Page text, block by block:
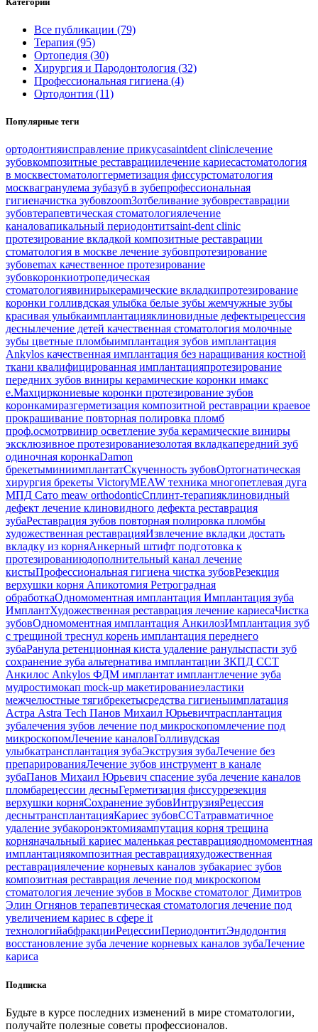
Все публикации (79)
Терапия (95)
Ортопедия (30)
Хирургия и Пародонтология (32)
Профессиональная гигиена (4)
Ортодонтия (11)
Популярные теги
ортодонтияисправление прикусаsaintdent clinicлечение
зубовкомпозитные реставрациилечение кариесастоматология
в москвестоматологгерметизация фиссурстоматология
москвагранулема зубазуб в зубепрофессиональная
гигиеначистка зубовzoom3отбеливание зубовреставрации
зубовтерапевтическая стоматологиялечение
каналовапикальный периодонтитsaint-dent clinic
протезирование вкладкой композитные реставрации
стоматология в москве лечение зубовпротезирование
зубовemax качественное протезирование
зубовкоронкиотропедическая
стоматологиявинирыкерамические вкладкипротезирование
коронки голливдская улыбка белые зубы жемчужные зубы
красивая улыбкаимплантацияклиновидные дефектырецессия
деснылечение детей качественная стоматология молочные
зубы цветные пломбыимплантация зубов имплантация
Ankylos качественная имплантация без наращивания костной
ткани квалифицированная имплантацияпротезирование
передних зубов виниры керамические коронки имакс
e.Maxциркониевые коронки протезирование зубов
коронкамиразгерметизация композитной реставрации краевое
прокрашивание повторная полировка пломб
проф.осмотрвинир осветление зуба керамические виниры
эксклюзивное протезированиезолотая вкладкапередний зуб
одиночная коронкаDamon
брекетыминиимплантатСкученность зубовОртогнатическая
хирургия брекеты VictoryMEAW техника многопетлевая дуга
МПД Сато meaw orthodonticСплинт-терапияклиновидный
дефект лечение клиновидного дефекта реставрация
зубаРеставрация зубов повторная полировка пломбы
художественная реставрацияИзвлечение вкладки достать
вкладку из корняАнкерный штифт подготовка к
протезированиюдополнительный канал лечение
кистыПрофессиональная гигиена чистка зубовРезекция
верхушки корня Апикотомия Ретроградная
обработкаОдномоментная имплантация Имплантация зуба
ИмплантХудожественная реставрация лечение кариесаЧистка
зубовОдномоментная имплантация АнкилозИмплантация зуб
с трещиной треснул корень имплантация переднего
зубаРанула ретенционная киста удаление ранулыспасти зуб
сохранение зуба альтернатива имплантации ЗКПД ССТ
Анкилос Ankylos ФДМ имплантат имплантлечение зуба
мудростимокап mock-up макетированиеэластики
межчелюстные тягибрекетысредства гигиеныимплатация
Астра Astra Tech Панов Михаил Юрьевичтрасплантация
зубалечения зубов лечение под микроскопомлечение под
микроскопомЛечение каналовГолливудская
улыбкатрансплантация зубаЭкструзия зубаЛечение без
препарированияЛечение зубов инструмент в канале
зубаПанов Михаил Юрьевич спасение зуба лечение каналов
пломбарецессии десныГерметизация фиссуррезекция
верхушки корняСохранение зубовИнтрузияРецессия
деснытрансплантацияКариес зубовССТатравматичное
удаление зубакоронэктомияампутация корня трещина
корняначальный кариес маленькая реставрацияодномоментная
имплантациякомпозитная реставрацияхудожественная
реставрациялечение корневых каналов зубакариес зубов
композитная реставрация лечение под микроскопом
стоматология лечение зубов в Москве стоматолог Димитров
Элин Огнянов терапевтическая стоматология лечение под
увеличением кариес в сфере it
технологийабфракцииРецессииПериодонтитЭндодонтия
восстановление зуба лечение корневых каналов зубаЛечение
кариса
Подписка
Будьте в курсе последних изменений в мире стоматологии,
получайте полезные советы профессионалов.